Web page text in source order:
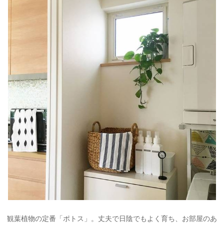
観葉植物の定番「ポトス」。丈夫で日陰でもよく育ち、お部屋のあ